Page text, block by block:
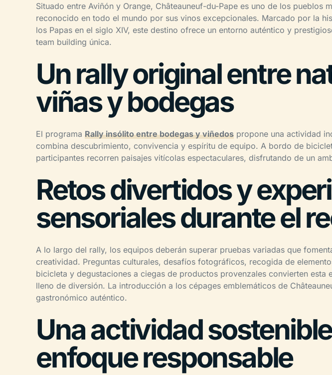
Situado entre Aviñón y Orange, Châteauneuf-du-Pape es uno de los pueblos
reconocido en todo el mundo por sus vinos excepcionales. Marcado por la
los Papas en el siglo XIV, este destino ofrece un entorno auténtico y
team building única.
Un rally original entre
viñas y bodegas
El programa Rally insólito entre bodegas y viñedos propone una actividad
combina descubrimiento, convivencia y espíritu de equipo. A bordo de
participantes recorren paisajes vitícolas espectaculares, disfrutando de un
Retos divertidos y
sensoriales durante el
A lo largo del rally, los equipos deberán superar pruebas variadas que
creatividad. Preguntas culturales, desafíos fotográficos, recogida de
bicicleta y degustaciones a ciegas de productos provenzales convierten esta
lleno de diversión. La introducción a los cépages emblemáticos de
gastronómico auténtico.
Una actividad
enfoque responsable